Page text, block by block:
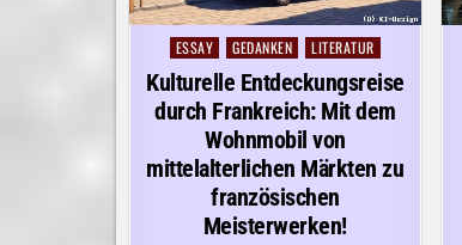
Posted
in
ESSAY GEDANKEN LITERATUR
Kulturelle Entdeckungsreise
durch Frankreich: Mit dem
Wohnmobil von
mittelalterlichen Märkten zu
französischen
Meisterwerken!